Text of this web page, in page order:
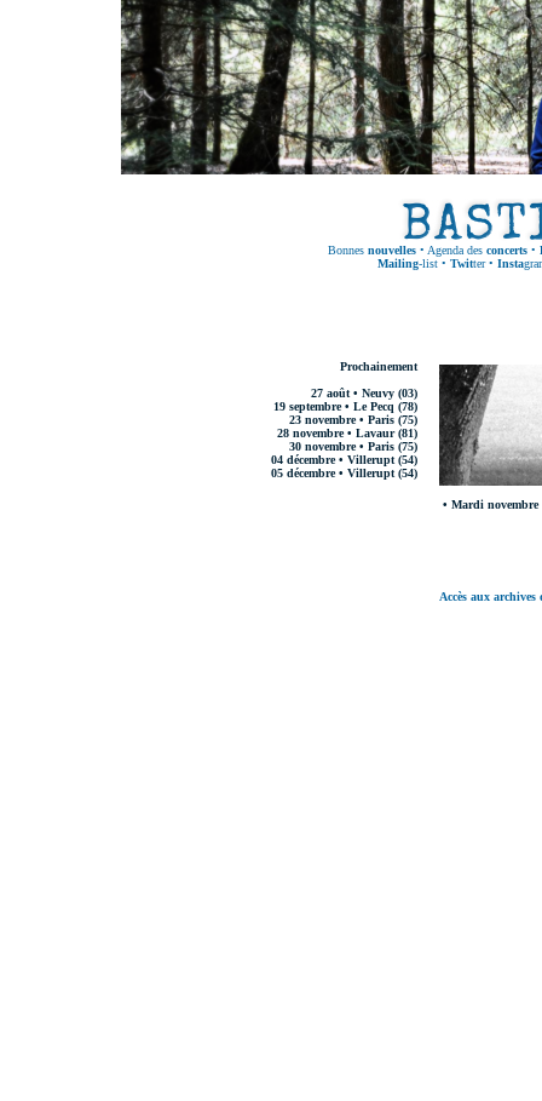
Bonnes nouvelles • Agenda des concerts •
Mailing-list• Twitter• Insta
Prochainement
27 août • Neuvy (03)
19 septembre • Le Pecq (78)
23 novembre • Paris (75)
28 novembre • Lavaur (81)
30 novembre • Paris (75)
04 décembre • Villerupt (54)
05 décembre • Villerupt (54)
• Mardi novembre
Accès aux archives